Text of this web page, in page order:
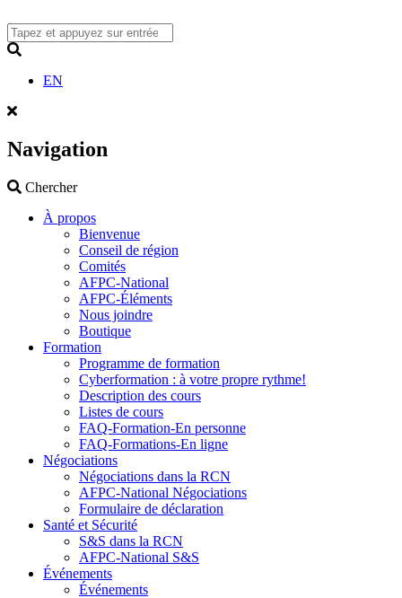
to
content
EN
Navigation
ChercherSearch
À propos
Bienvenue
Conseil de région
Comités
AFPC-National
AFPC-Éléments
Nous joindre
Boutique
Formation
Programme de formation
Cyberformation : à votre propre rythme!
Description des cours
Listes de cours
FAQ-Formation-En personne
FAQ-Formations-En ligne
Négociations
Négociations dans la RCN
AFPC-National Négociations
Formulaire de déclaration
Santé et Sécurité
S&S dans la RCN
AFPC-National S&S
Événements
Événements